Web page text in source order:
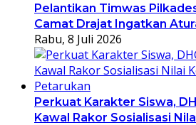
Pelantikan Timwas
Camat Drajat Ingatkan
Rabu, 8 Juli 2026
Perkuat Karakter Siswa,
Kawal Rakor Sosialisasi